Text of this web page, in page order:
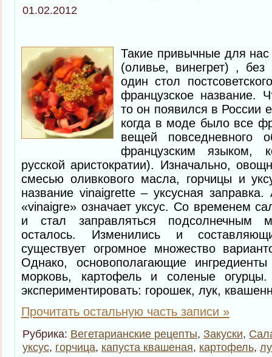
01.02.2012
Такие привычные для
(оливье, винегрет) ,
один стол
французское название.
то он появился в России
когда в моде было все
вещей повседневного
французским языком,
русской аристократии). Изначально,
смесью оливкового масла, горчицы и
название vinaigrette–уксусная
«vinaigre» означает уксус. Со временем
и стал заправляться подсолнечным
осталось. Изменились и
существует огромное множество
Однако, основополагающие
морковь, картофель и соленые
экспериментировать: горошек, лук,
Прочитать остальную часть записи »
Рубрика: Вегетарианские рецепты, Закуски,
уксус, горчица, капуста квашеная, картофель,